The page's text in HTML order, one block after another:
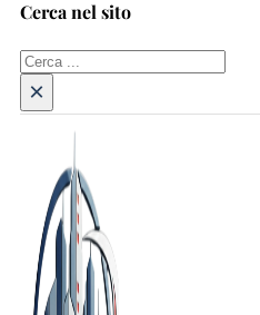
Cerca nel sito
Cerca
×